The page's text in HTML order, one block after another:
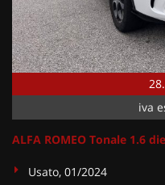
iva
ALFA ROMEO Tonale 1.6
Usato, 01/2024